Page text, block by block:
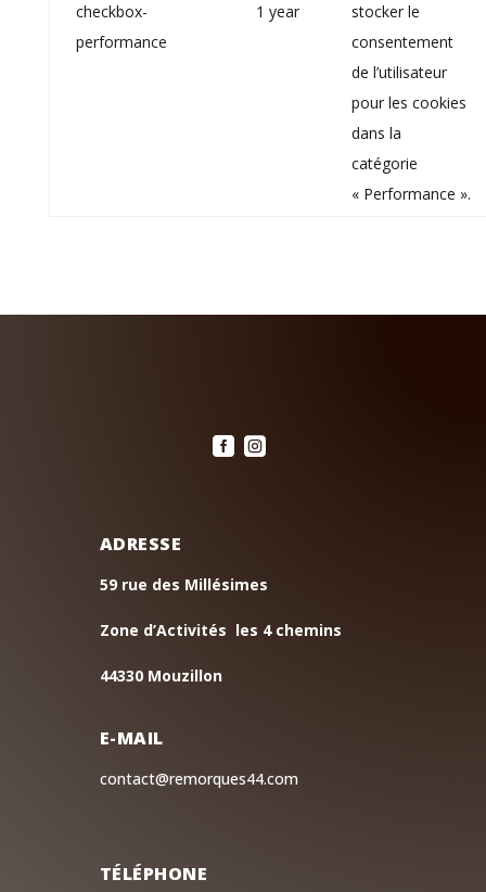
checkbox-
performance
1 year
stocker le
consentement
de l’utilisateur
pour les cookies
dans la
catégorie
« Performance ».
 
ADRESSE
59 rue des Millésimes
Zone d’Activités les 4 chemins
44330 Mouzillon
E-MAIL
contact@remorques44.com
TÉLÉPHONE